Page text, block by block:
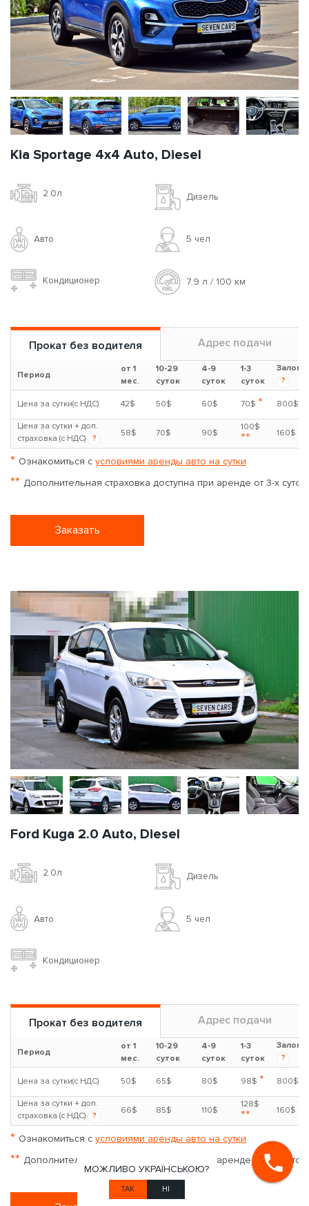
МОЖЛИВО УКРАЇНСЬКОЮ?
ТАК НІ
Kia Sportage 4x4 Auto, Diesel
2.0л Дизель
Авто 5 чел
Кондиционер 7.9 л / 100 км
Прокат без водителя Адрес подачи
Период
от 1
мес.
10-29
суток
4-9
суток
1-3
суток
Залог
?
Цена за сутки(с НДС) 42$ 50$ 60$ 70$ * 800$
Цена за сутки + доп.
страховка (с НДС)
?
58$ 70$ 90$
100$
** 160$
* Ознакомиться с условиями аренды авто на сутки
** Дополнительная страховка доступна при аренде от 3-х суток
Заказать
Ford Kuga 2.0 Auto, Diesel
2.0л Дизель
Авто 5 чел
Кондиционер
Прокат без водителя Адрес подачи
Период
от 1
мес.
10-29
суток
4-9
суток
1-3
суток
Залог
?
Цена за сутки(с НДС) 50$ 65$ 80$ 98$ * 800$
Цена за сутки + доп.
страховка (с НДС)
?
66$ 85$ 110$
128$
** 160$
* Ознакомиться с условиями аренды авто на сутки
** Дополнительная страховка доступна при аренде от 3-х суток